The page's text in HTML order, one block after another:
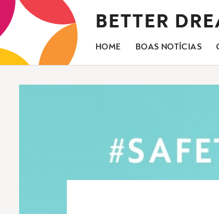
Saltar
para
o
conteúdo
BETTER
HOME BOAS NOTÍCIAS